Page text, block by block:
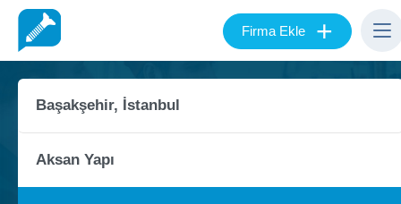
Firma Ekle +